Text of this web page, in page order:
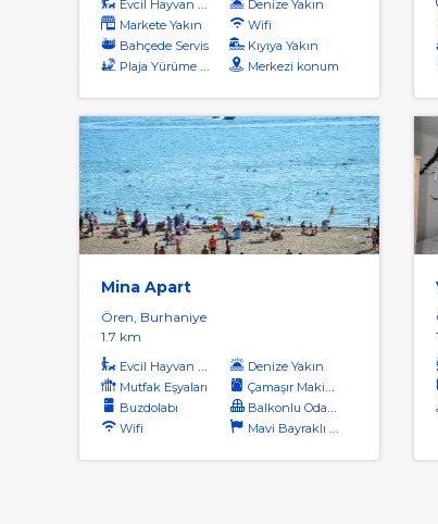
Evcil Hayvan Kabul
Denize Yakın
Markete Yakın
Wifi
Bahçede Servis
Kıyıya Yakın
Plaja Yürüme Mesafesi
Merkezi konum
Mina Apart
Ören, Burhaniye
1.7 km
Evcil Hayvan Kabul
Denize Yakın
Mutfak Eşyaları
Çamaşır Makinası
Buzdolabı
Balkonlu Odalar
Wifi
Mavi Bayraklı Plaj